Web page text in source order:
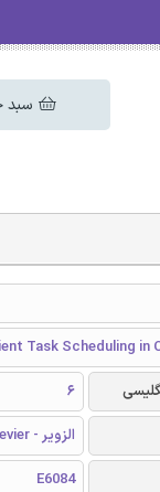
سبد
Task Scheduling in
6
الزویر - Elsevier
E6084